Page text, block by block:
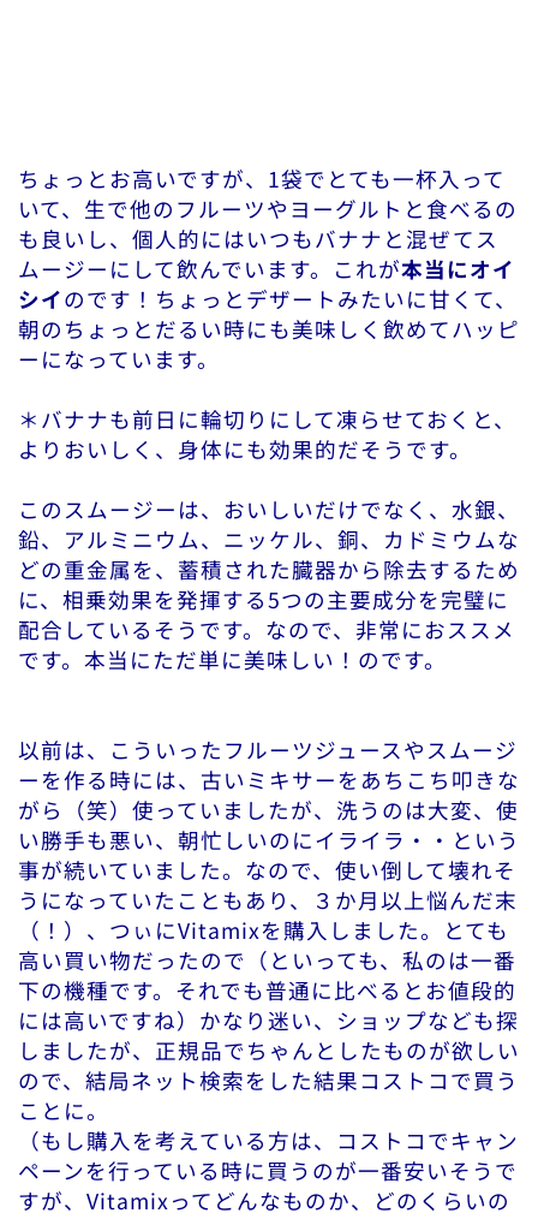
ちょっとお高いですが、1袋でとても一杯入って
いて、生で他のフルーツやヨーグルトと食べるの
も良いし、個人的にはいつもバナナと混ぜてス
ムージーにして飲んでいます。これが本当にオイ
シイのです！ちょっとデザートみたいに甘くて、
朝のちょっとだるい時にも美味しく飲めてハッピ
ーになっています。
＊バナナも前日に輪切りにして凍らせておくと、
よりおいしく、身体にも効果的だそうです。
このスムージーは、おいしいだけでなく、水銀、
鉛、アルミニウム、ニッケル、銅、カドミウムな
どの重金属を、蓄積された臓器から除去するため
に、相乗効果を発揮する5つの主要成分を完璧に
配合しているそうです。なので、非常におススメ
です。本当にただ単に美味しい！のです。
以前は、こういったフルーツジュースやスムージ
ーを作る時には、古いミキサーをあちこち叩きな
がら（笑）使っていましたが、洗うのは大変、使
い勝手も悪い、朝忙しいのにイライラ・・という
事が続いていました。なので、使い倒して壊れそ
うになっていたこともあり、３か月以上悩んだ末
（！）、つぃにVitamixを購入しました。とても
高い買い物だったので（といっても、私のは一番
下の機種です。それでも普通に比べるとお値段的
には高いですね）かなり迷い、ショップなども探
しましたが、正規品でちゃんとしたものが欲しい
ので、結局ネット検索をした結果コストコで買う
ことに。
（もし購入を考えている方は、コストコでキャン
ペーンを行っている時に買うのが一番安いそうで
すが、Vitamixってどんなものか、どのくらいの